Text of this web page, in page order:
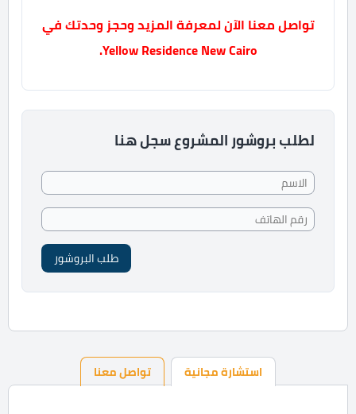
تواصل معنا الآن لمعرفة المزيد وحجز وحدتك في
Yellow Residence New Cairo.
لطلب بروشور المشروع سجل هنا
طلب البروشور
استشارة مجانية تواصل معنا